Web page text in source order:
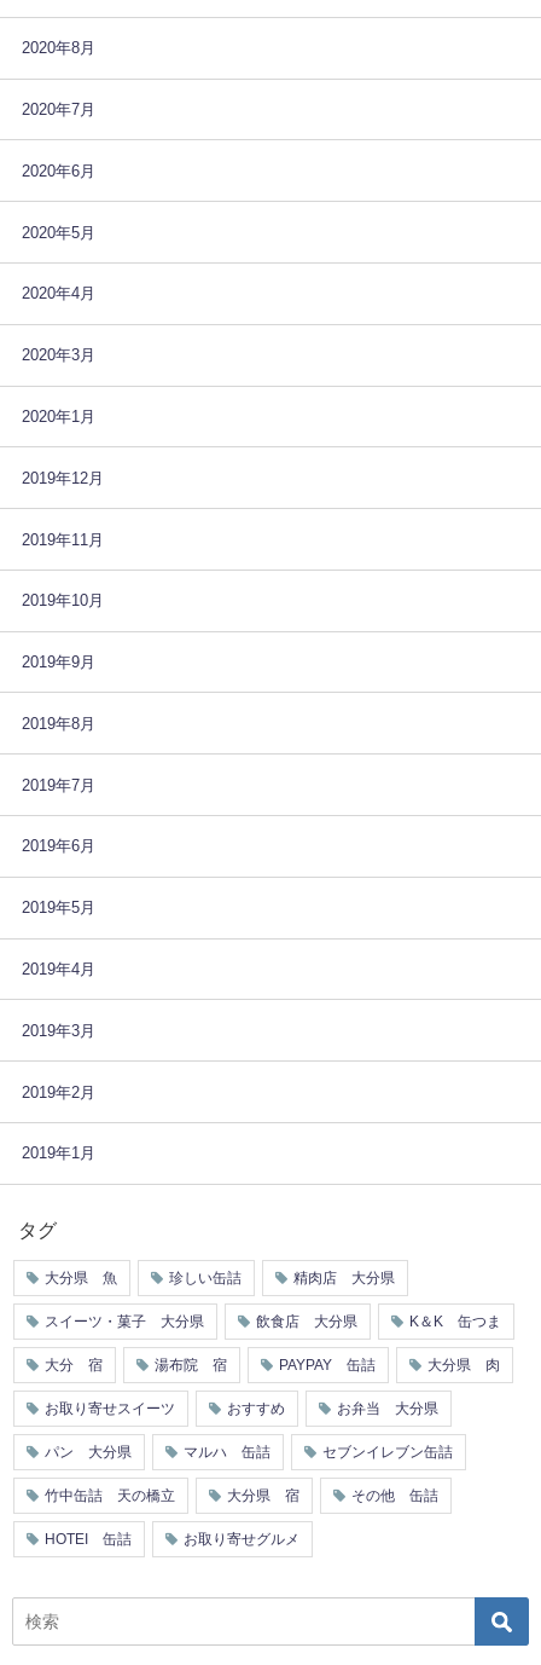
2020年8月
2020年7月
2020年6月
2020年5月
2020年4月
2020年3月
2020年1月
2019年12月
2019年11月
2019年10月
2019年9月
2019年8月
2019年7月
2019年6月
2019年5月
2019年4月
2019年3月
2019年2月
2019年1月
タグ
大分県 魚 珍しい缶詰 精肉店 大分県
スイーツ・菓子 大分県 飲食店 大分県 K＆K 缶つま
大分 宿 湯布院 宿 PAYPAY 缶詰 大分県 肉
お取り寄せスイーツ おすすめ お弁当 大分県
パン 大分県 マルハ 缶詰 セブンイレブン缶詰
竹中缶詰 天の橋立 大分県 宿 その他 缶詰
HOTEI 缶詰 お取り寄せグルメ